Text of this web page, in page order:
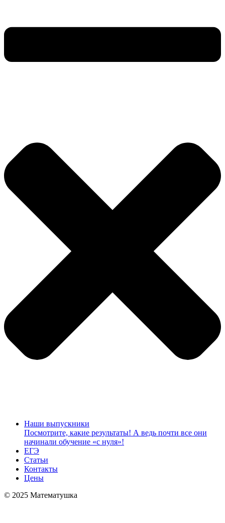
Наши выпускники
Посмотрите, какие результаты! А ведь почти все они
начинали обучение «с нуля»!
ЕГЭ
Статьи
Контакты
Цены
© 2025 Математушка